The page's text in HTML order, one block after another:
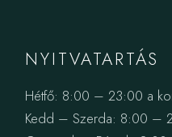
NYITVATARTÁS
Hétfő: 8:00 – 23:00 a
Kedd – Szerda: 8:00 –